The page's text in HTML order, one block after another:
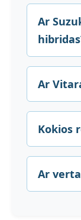
Ar
Ar
Kokios
Ar